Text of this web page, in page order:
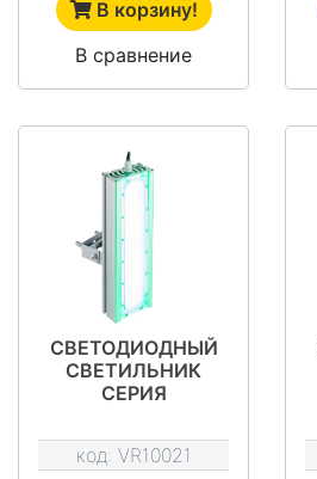
В корзину!
В сравнение
СВЕТОДИОДНЫЙ
СВЕТИЛЬНИК
СЕРИЯ
VRN-AR60-32-
AGK67-U
код: VR10021